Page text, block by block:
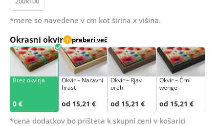
*mere so navedene v cm kot širina x višina.
Okrasni okvir i preberi več
Brez okvirja
0 €
Okvir – Naravni
hrast
od 15,21 €
Okvir – Rjav
oreh
od 15,21 €
Okvir – Črni
wenge
od 15,21 €
*cena dodatkov bo prišteta k skupni ceni v košarici